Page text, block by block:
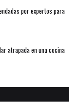
por expertos para
atrapada en una cocina